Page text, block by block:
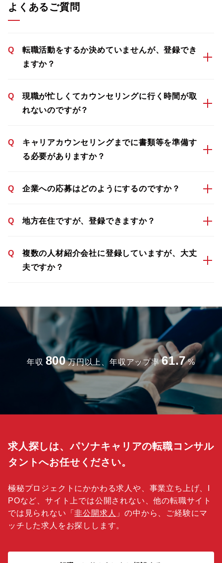
よくあるご質問
Q
転職活動をするか決めていませんが、登録でき
ますか？
Q
現職が忙しくてカウンセリングに行く時間が取
れないのですが？
Q
キャリアカウンセリングまでに書類等を準備す
る必要がありますか？
Q 企業への応募はどのようにするのですか？
Q 地方在住ですが、登録できますか？
Q
複数の人材紹介会社に登録していますが、大丈
夫ですか？
年収 800 万円以上、年収アップ率 61.7 %
求人探しは、パソナキャリアの転職コンサル
タントへお任せください。
極秘プロジェクトにかかわる求人や、事業立ち上げ、I
POなど、サイト上では公開されない、他の転職サイト
では見られない「非公開求人 」の中から、ご経験にマ
ッチした求人をお探しします。